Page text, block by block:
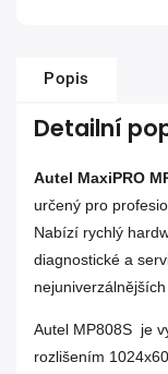
Popis
Detailní
Autel MaxiPRO
určený pro
Nabízí rychlý
diagnostické a
Autel MP808S je
rozlišením